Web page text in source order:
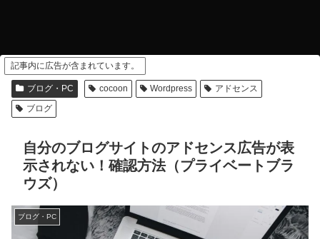
記事内に広告が含まれています。
ブログ・PC cocoon Wordpress
アドセンス
ブログ
自分のブログサイトのアドセンス広告が表
示されない！確認方法（プライベートブラ
ウズ）
ブログ・PC